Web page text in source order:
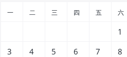
一 二 三 四 五 六
1
3
4 5 6 7 8